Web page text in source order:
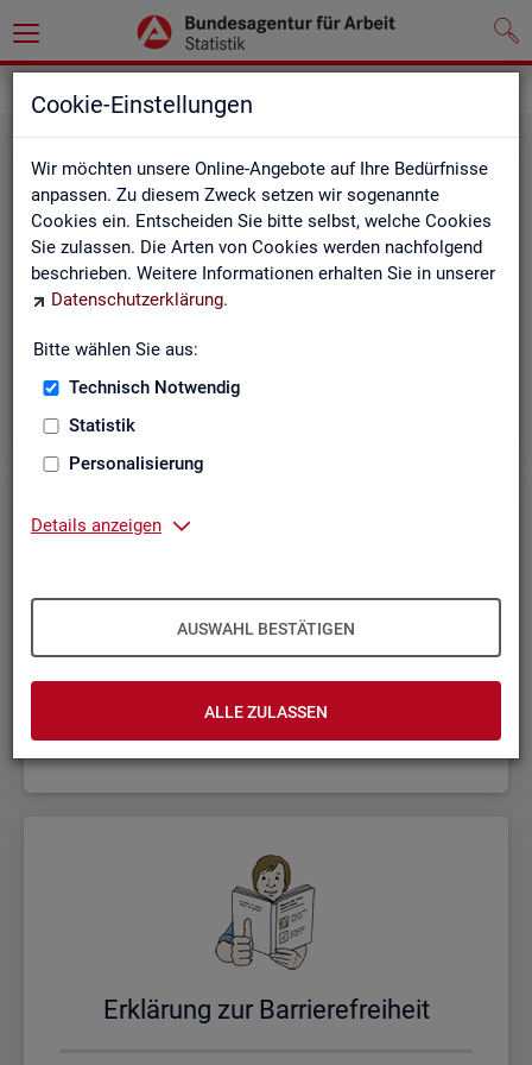
Cookie-Einstellungen
Wir möchten unsere Online-Angebote auf Ihre Bedürfnisse
anpassen. Zu diesem Zweck setzen wir sogenannte
Cookies ein. Entscheiden Sie bitte selbst, welche Cookies
Sie zulassen. Die Arten von Cookies werden nachfolgend
beschrieben. Weitere Informationen erhalten Sie in unserer
Datenschutzerklärung.
Bitte wählen Sie aus:
Technisch Notwendig
Statistik
Personalisierung
Details anzeigen
AUSWAHL BESTÄTIGEN
ALLE ZULASSEN
Er­klä­rung zur Bar­rie­re­frei­heit